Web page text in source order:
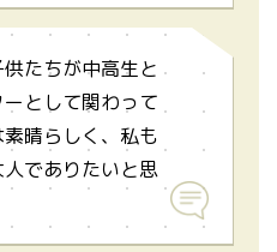
を使ってフィルムケースを
たちが中高生と
として関わって
晴らしく、私も
でありたいと思